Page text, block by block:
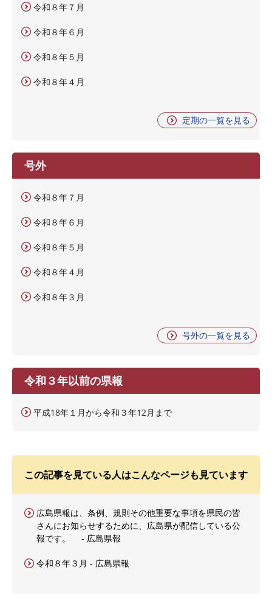
令和８年７月
令和８年６月
令和８年５月
令和８年４月
定期の一覧を見る
号外
令和８年７月
令和８年６月
令和８年５月
令和８年４月
令和８年３月
号外の一覧を見る
令和３年以前の県報
平成18年１月から令和３年12月まで
この記事を見ている人はこんなページも見ています
広島県報は、条例、規則その他重要な事項を県民の皆
さんにお知らせするために、広島県が配信している公
報です。 - 広島県報
令和８年３月 - 広島県報